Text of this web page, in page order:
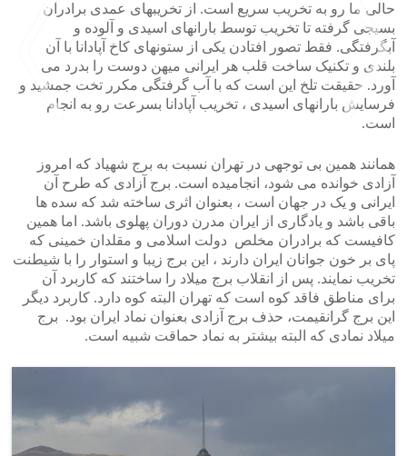
حالی ما رو به تخریب سریع است. از تخریبهای عمدی برادران
بسیجی گرفته تا تخریب توسط بارانهای اسیدی و آلوده و
آبگرفتگی. فقط تصور افتادن یکی از ستونهای کاخ آپادانا با آن
بلندی و تکنیک ساخت قلب هر ایرانی میهن دوست را بدرد می
آورد. حقیقت تلخ این است که با آب گرفتگی مکرر تخت جمشید و
فرسایش بارانهای اسیدی ، تخریب آپادانا بسرعت رو به انجام
است.
همانند همین بی توجهی در تهران نسبت به برج شهیاد که امروز
آزادی خوانده می شود، انجامیده است. برج آزادی که طرح آن
ایرانی و یک در جهان است ، بعنوان اثری ساخته شد که سده ها
باقی باشد و یادگاری از ایران مدرن دوران پهلوی باشد. اما همین
کافیست که برادران مخلص دولت اسلامی و مقلدان خمینی که
پای بر خون جوانان ایران دارند ، این برج زیبا و استوار را با شیطنت
تخریب نمایند. پس از انقلاب برج میلاد را ساختند که کاربرد آن
برای مناطق فاقد کوه است که تهران البته کوه دارد. کاربرد دیگر
این برج گرانقیمت، حذف برج آزادی بعنوان نماد ایران بود. برج
میلاد نمادی که البته بیشتر به نماد حماقت شبیه است.